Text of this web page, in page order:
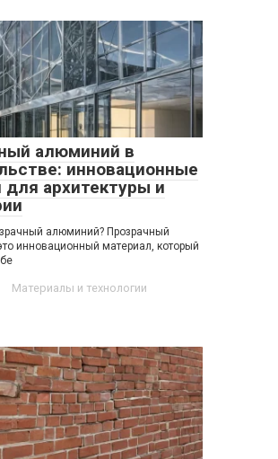
алюминий в
инновационные
архитектуры и
алюминий? Прозрачный
инновационный материал, который
Материалы и технологии